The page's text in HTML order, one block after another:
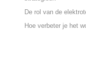
De rol van de
Hoe verbeter je het